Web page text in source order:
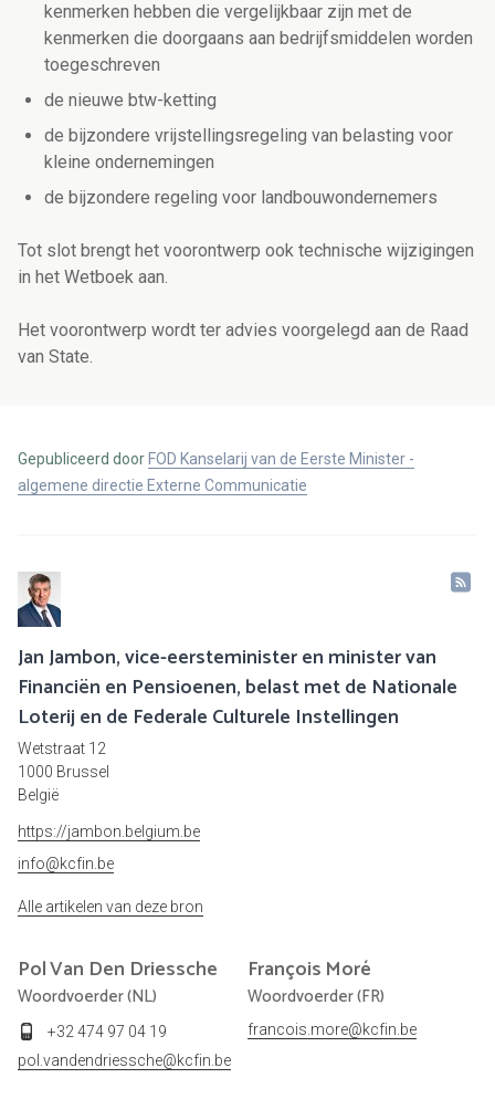
kenmerken hebben die vergelijkbaar zijn met de
kenmerken die doorgaans aan bedrijfsmiddelen worden
toegeschreven
de nieuwe btw-ketting
de bijzondere vrijstellingsregeling van belasting voor
kleine ondernemingen
de bijzondere regeling voor landbouwondernemers
Tot slot brengt het voorontwerp ook technische wijzigingen
in het Wetboek aan.
Het voorontwerp wordt ter advies voorgelegd aan de Raad
van State.
Gepubliceerd door FOD Kanselarij van de Eerste Minister -
algemene directie Externe Communicatie
Jan Jambon, vice-eersteminister en minister van
Financiën en Pensioenen, belast met de Nationale
Loterij en de Federale Culturele Instellingen
Wetstraat 12
1000 Brussel
België
https://jambon.belgium.be
info@kcfin.be
Alle artikelen van deze bron
PolVan Den Driessche
Woordvoerder (NL)
+32 474 97 04 19
pol.vandendriessche@kcfin.be
François Moré
Woordvoerder (FR)
francois.more@kcfin.be